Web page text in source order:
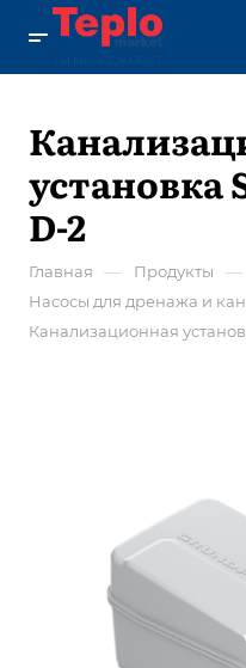
установка
D-2
Главная — Продукты —
Насосы для дренажа и
Канализационная